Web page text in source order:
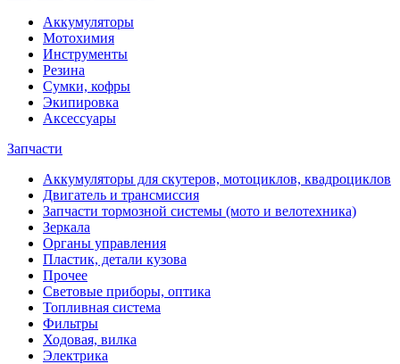
Аккумуляторы
Мотохимия
Инструменты
Резина
Сумки, кофры
Экипировка
Аксессуары
Запчасти
Аккумуляторы для скутеров, мотоциклов, квадроциклов
Двигатель и трансмиссия
Запчасти тормозной системы (мото и велотехника)
Зеркала
Органы управления
Пластик, детали кузова
Прочее
Световые приборы, оптика
Топливная система
Фильтры
Ходовая, вилка
Электрика